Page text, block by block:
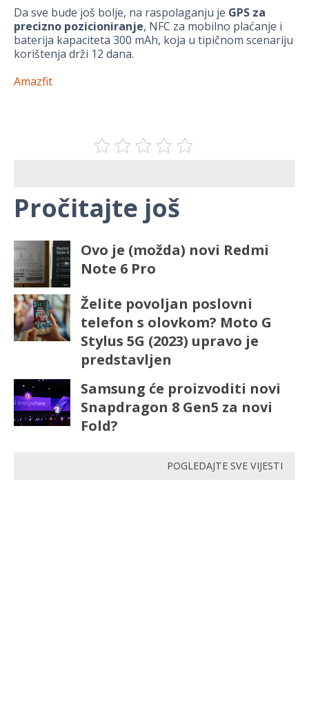
Da sve bude još bolje, na raspolaganju je GPS za
precizno pozicioniranje, NFC za mobilno plaćanje i
baterija kapaciteta 300 mAh, koja u tipičnom scenariju
korištenja drži 12 dana.
Amazfit
Pročitajte još
Ovo je (možda) novi Redmi
Note 6 Pro
Želite povoljan poslovni
telefon s olovkom? Moto G
Stylus 5G (2023) upravo je
predstavljen
Samsung će proizvoditi novi
Snapdragon 8 Gen5 za novi
Fold?
POGLEDAJTE SVE VIJESTI